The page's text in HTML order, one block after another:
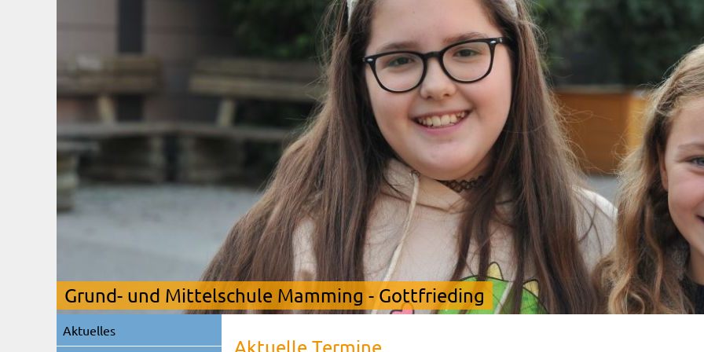
Grund- und Mittelschule Mamming - Gottfrieding
Aktuelle Termine
Navigation
überspringen
Aktuelles